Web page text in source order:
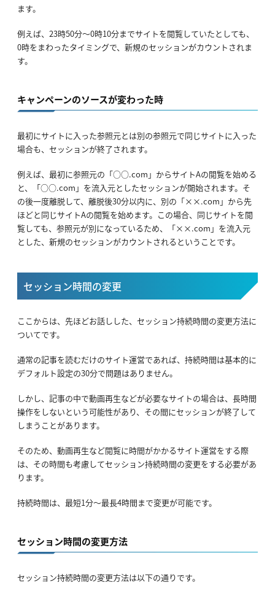
ます。
例えば、23時50分～0時10分までサイトを閲覧していたとしても、
0時をまわったタイミングで、新規のセッションがカウントされま
す。
キャンペーンのソースが変わった時
最初にサイトに入った参照元とは別の参照元で同じサイトに入った
場合も、セッションが終了されます。
例えば、最初に参照元の「○○.com」からサイトAの閲覧を始める
と、「○○.com」を流入元としたセッションが開始されます。そ
の後一度離脱して、離脱後30分以内に、別の「××.com」から先
ほどと同じサイトAの閲覧を始めます。この場合、同じサイトを閲
覧しても、参照元が別になっているため、「××.com」を流入元
とした、新規のセッションがカウントされるということです。
セッション時間の変更
ここからは、先ほどお話しした、セッション持続時間の変更方法に
ついてです。
通常の記事を読むだけのサイト運営であれば、持続時間は基本的に
デフォルト設定の30分で問題はありません。
しかし、記事の中で動画再生などが必要なサイトの場合は、長時間
操作をしないという可能性があり、その間にセッションが終了して
しまうことがあります。
そのため、動画再生など閲覧に時間がかかるサイト運営をする際
は、その時間も考慮してセッション持続時間の変更をする必要があ
ります。
持続時間は、最短1分～最長4時間まで変更が可能です。
セッション時間の変更方法
セッション持続時間の変更方法は以下の通りです。